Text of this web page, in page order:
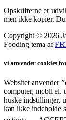
Opskrifterne er
men ikke kopier.
Copyright © 2026
Fooding tema af
vi anvender cookies
Websitet anvender
computer, mobil el.
huske indstillinger,
kan ikke indeholde